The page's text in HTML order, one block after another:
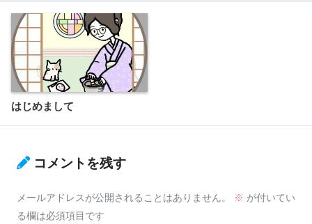
はじめまして
コメントを残す
メールアドレスが公開されることはありません。 ※ が付いてい
る欄は必須項目です